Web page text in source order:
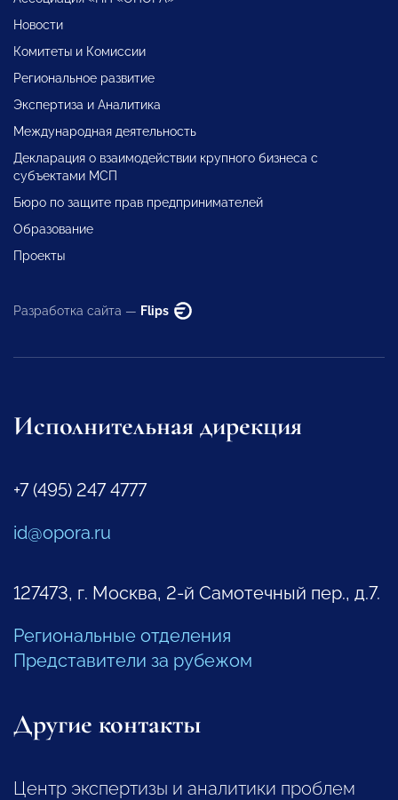
Новости
Комитеты и Комиссии
Региональное развитие
Экспертиза и Аналитика
Международная деятельность
Декларация о взаимодействии крупного бизнеса с
субъектами МСП
Бюро по защите прав предпринимателей
Образование
Проекты
Разработка сайта — Flips
Исполнительная дирекция
+7 (495) 247 4777
id@opora.ru
127473, г. Москва, 2-й Самотечный пер., д.7.
Региональные отделения
Представители за рубежом
Другие контакты
Центр экспертизы и аналитики проблем